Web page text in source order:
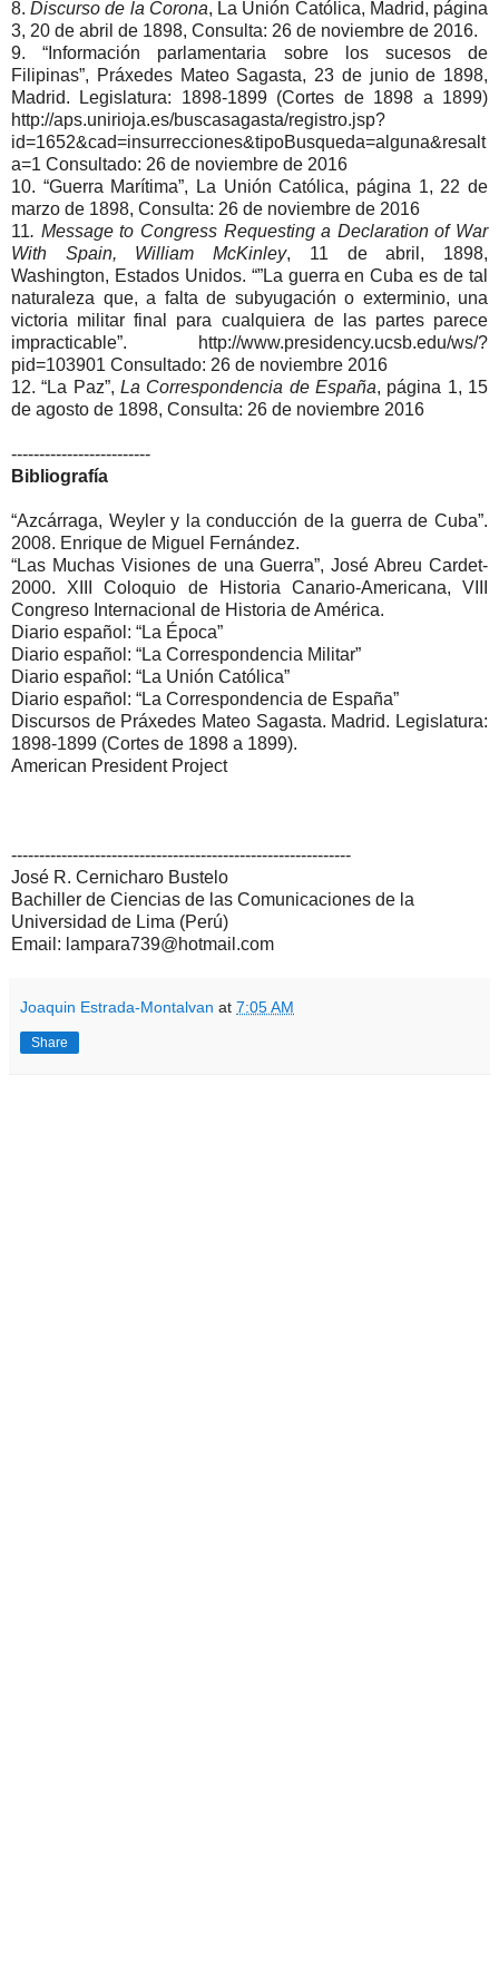
8.Discurso de la Corona, La Unión Católica, Madrid, página
3, 20 de abril de 1898, Consulta: 26 de noviembre de 2016.
9. “Información parlamentaria sobre los sucesos de
Filipinas”, Práxedes Mateo Sagasta, 23 de junio de 1898,
Madrid. Legislatura: 1898-1899 (Cortes de 1898 a 1899)
http://aps.unirioja.es/buscasagasta/registro.jsp?
id=1652&cad=insurrecciones&tipoBusqueda=alguna&resalt
a=1 Consultado: 26 de noviembre de 2016
10. “Guerra Marítima”, La Unión Católica, página 1, 22 de
marzo de 1898, Consulta: 26 de noviembre de 2016
11. Message to Congress Requesting a Declaration of War
With Spain, William McKinley, 11 de abril, 1898,
Washington, Estados Unidos. “”La guerra en Cuba es de tal
naturaleza que, a falta de subyugación o exterminio, una
victoria militar final para cualquiera de las partes parece
impracticable”. http://www.presidency.ucsb.edu/ws/?
pid=103901 Consultado: 26 de noviembre 2016
12. “La Paz”, La Correspondencia de España, página 1, 15
de agosto de 1898, Consulta: 26 de noviembre 2016
-------------------------
Bibliografía
“Azcárraga, Weyler y la conducción de la guerra de Cuba”.
2008. Enrique de Miguel Fernández.
“Las Muchas Visiones de una Guerra”, José Abreu Cardet-
2000. XIII Coloquio de Historia Canario-Americana, VIII
Congreso Internacional de Historia de América.
Diario español: “La Época”
Diario español: “La Correspondencia Militar”
Diario español: “La Unión Católica”
Diario español: “La Correspondencia de España”
Discursos de Práxedes Mateo Sagasta. Madrid. Legislatura:
1898-1899 (Cortes de 1898 a 1899).
American President Project
-------------------------------------------------------------
José R. Cernicharo Bustelo
Bachiller de Ciencias de las Comunicaciones de la
Universidad de Lima (Perú)
Email: lampara739@hotmail.com
Joaquin Estrada-Montalvan at 7:05 AM
Share